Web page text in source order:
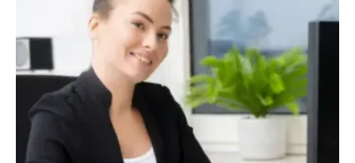
FEDERWEG VORNE :
FELGEN :
Schürmann YAK Disc